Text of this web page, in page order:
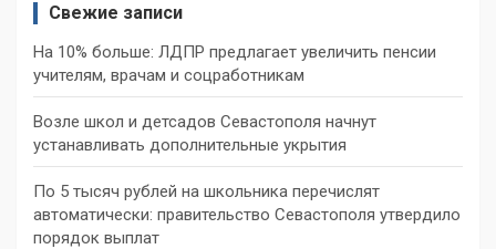
Свежие записи
На 10% больше: ЛДПР предлагает увеличить пенсии
учителям, врачам и соцработникам
Возле школ и детсадов Севастополя начнут
устанавливать дополнительные укрытия
По 5 тысяч рублей на школьника перечислят
автоматически: правительство Севастополя утвердило
порядок выплат